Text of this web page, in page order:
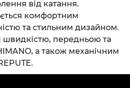
від катання.
комфортним
та стильним дизайном.
швидкістю, передньою та
а також механічним